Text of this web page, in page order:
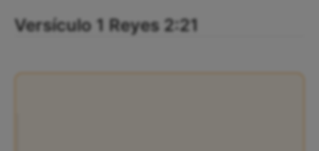
Versículo 1 Reyes 2:21